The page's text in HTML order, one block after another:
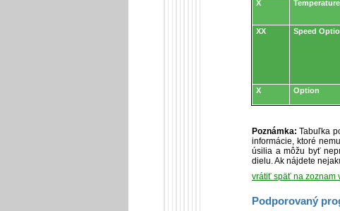
X
XX
Speed
X
Option
Poznámka: Tabuľka
informácie, ktoré
úsilia a môžu byť
dielu. Ak nájdete
vrátiť späť na zoznam
Podporovaný